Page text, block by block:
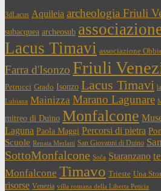
3dLacus Aquileia archeologia Friuli
subacquea archeosub
Lacus Timavi associazione
Farra d'Isonzo Friuli
Petrucci Grado Isonzo Lacus Timavi
Lubiana Mainizza Marano Lagunare
mitreo di Duino Monfalcone
Laguna Paola Maggi Percorsi di pietra
Scuole Renata Merlatti San Giovanni di Duino
SottoMonfalcone Soča Staranzano
Monfalcone Timavo Trieste Una
risorse Venezia villa romana della Liberta Peticia